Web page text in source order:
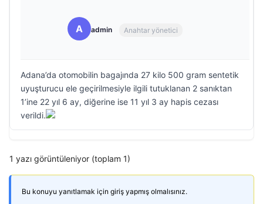
A admin Anahtar yönetici
Adana’da otomobilin bagajında 27 kilo 500 gram sentetik
uyuşturucu ele geçirilmesiyle ilgili tutuklanan 2 sanıktan
1’ine 22 yıl 6 ay, diğerine ise 11 yıl 3 ay hapis cezası
verildi.
1 yazı görüntüleniyor (toplam 1)
Bu konuyu yanıtlamak için giriş yapmış olmalısınız.